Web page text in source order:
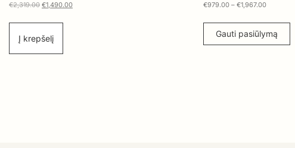
€2,319.00 €1,490.00
Į krepšelį
€979.00 – €1,967.00
Gauti pasiūlymą